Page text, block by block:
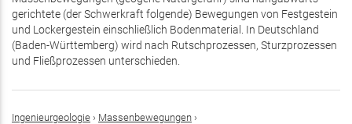
gerichtete (der Schwerkraft folgende) Bewegungen von Festgestein
und Lockergestein einschließlich Bodenmaterial. In Deutschland
(Baden-Württemberg) wird nach Rutschprozessen, Sturzprozessen
und Fließprozessen unterschieden.
Ingenieurgeologie › Massenbewegungen ›